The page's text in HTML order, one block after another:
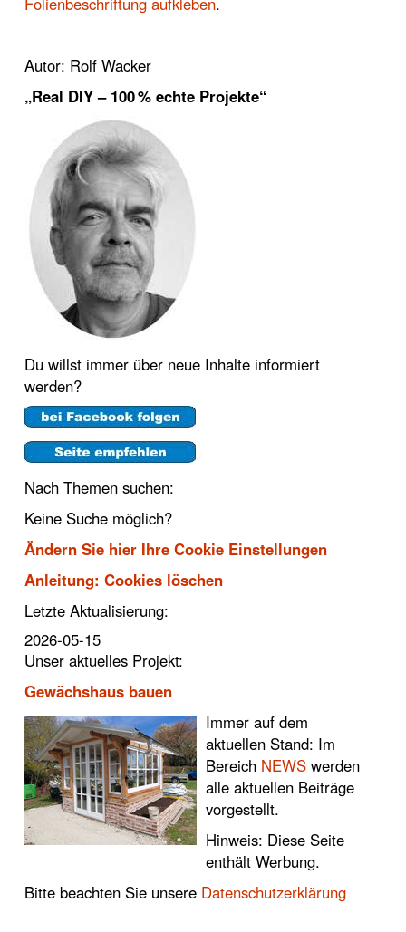
Autor: Rolf Wacker
„Real DIY – 100 % echte Projekte“
Du willst immer über neue Inhalte informiert
werden?
Nach Themen suchen:
Keine Suche möglich?
Ändern Sie hier Ihre Cookie Einstellungen
Anleitung: Cookies löschen
Letzte Aktualisierung:
2026-05-15
Unser aktuelles Projekt:
Gewächshaus bauen
Immer auf dem
aktuellen Stand: Im
Bereich NEWS werden
alle aktuellen Beiträge
vorgestellt.
Hinweis: Diese Seite
enthält Werbung.
Bitte beachten Sie unsere Datenschutzerklärung